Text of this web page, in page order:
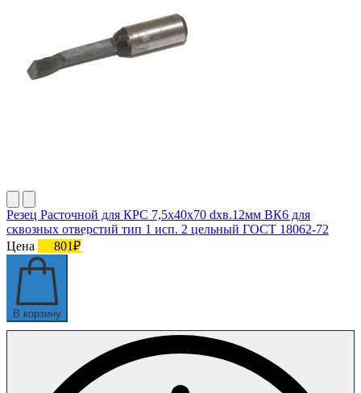
Резец Расточной для КРС 7,5х40х70 dхв.12мм ВК6 для
сквозных отверстий тип 1 исп. 2 цельный ГОСТ 18062-72
Цена
801₽
В корзину